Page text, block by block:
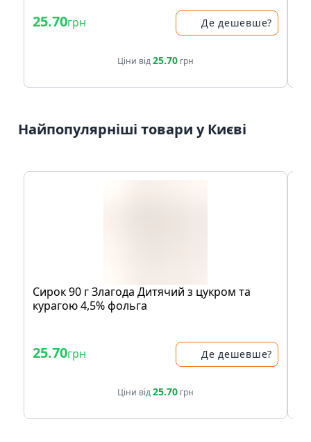
25.70грн Де дешевше?
Ціни від25.70 грн
Найпопулярніші товари у Києві
Сирок 90 г Злагода Дитячий з цукром та
курагою 4,5% фольга
25.70грн Де дешевше?
Ціни від25.70 грн